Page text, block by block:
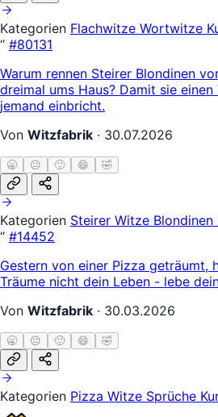
Kategorien Flachwitze Wortwitze
“ #80131
Warum rennen Steirer Blondinen
dreimal ums Haus? Damit sie
jemand einbricht.
Von Witzfabrik · 30.07.2026
🥱 😐 🙂 😄 🤣
Kategorien Steirer Witze Blondinen
“ #14452
Gestern von einer Pizza geträumt,
Träume nicht dein Leben - lebe
Von Witzfabrik · 30.03.2026
🥱 😐 🙂 😄 🤣
Kategorien Pizza Witze Sprüche